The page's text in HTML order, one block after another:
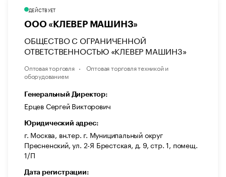
ДЕЙСТВУЕТ
ООО «КЛЕВЕР МАШИНЗ»
ОБЩЕСТВО С ОГРАНИЧЕННОЙ
ОТВЕТСТВЕННОСТЬЮ «КЛЕВЕР МАШИНЗ»
Оптовая торговля
Оптовая торговля техникой и
оборудованием
Генеральный Директор:
Ерцев Сергей Викторович
Юридический адрес:
г. Москва, вн.тер. г. Муниципальный округ
Пресненский, ул. 2-Я Брестская, д. 9, стр. 1, помещ.
1/П
Дата регистрации: